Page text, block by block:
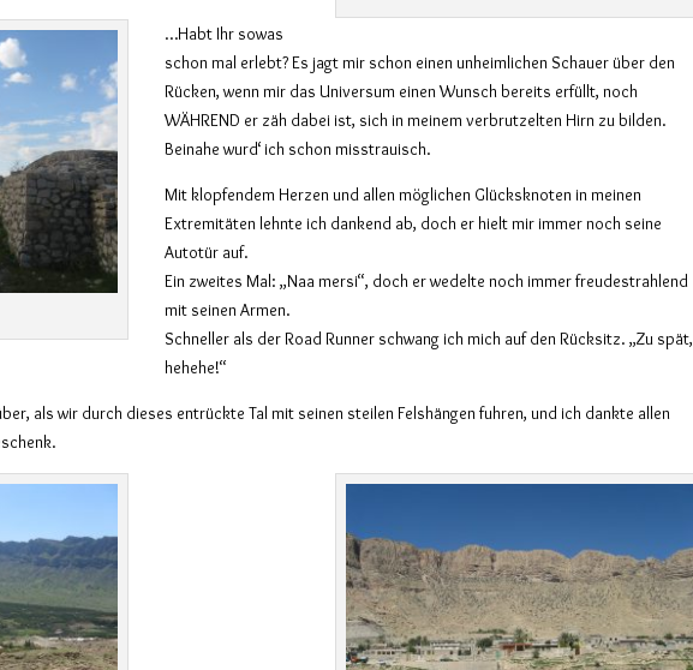
…Habt Ihr sowas
schon mal erlebt? Es jagt mir schon einen unheimlichen Schauer über den
Rücken, wenn mir das Universum einen Wunsch bereits erfüllt, noch
WÄHREND er zäh dabei ist, sich in meinem verbrutzelten Hirn zu bilden.
Beinahe wurd‘ ich schon misstrauisch.
Mit klopfendem Herzen und allen möglichen Glücksknoten in meinen
Extremitäten lehnte ich dankend ab, doch er hielt mir immer noch seine
Autotür auf.
Ein zweites Mal: „Naa mersi“, doch er wedelte noch immer freudestrahlend
mit seinen Armen.
Schneller als der Road Runner schwang ich mich auf den Rücksitz. „Zu spät,
hehehe!“
als wir durch dieses entrückte Tal mit seinen steilen Felshängen fuhren, und ich dankte allen